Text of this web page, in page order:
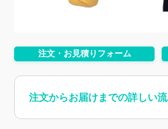
注文・お見積りフォーム
注文からお届けまでの詳しい